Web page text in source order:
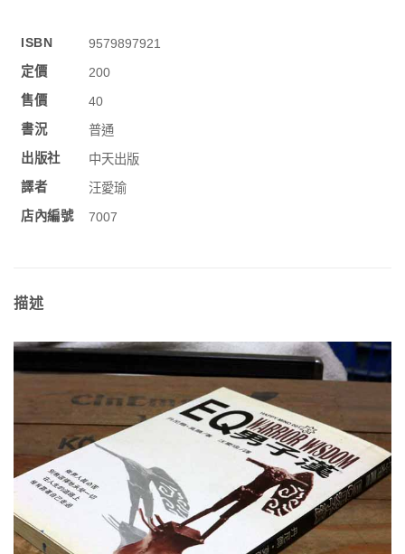
ISBN
9579897921
定價
200
售價
40
書況
普通
出版社
中天出版
譯者
汪愛瑜
店內編號
7007
描述